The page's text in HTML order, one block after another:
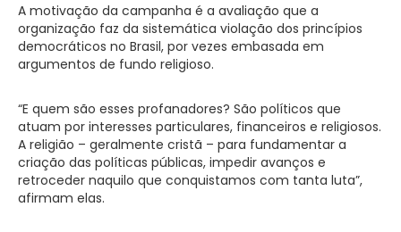
A motivação da campanha é a avaliação que a
organização faz da sistemática violação dos princípios
democráticos no Brasil, por vezes embasada em
argumentos de fundo religioso.
“E quem são esses profanadores? São políticos que
atuam por interesses particulares, financeiros e religiosos.
A religião – geralmente cristã – para fundamentar a
criação das políticas públicas, impedir avanços e
retroceder naquilo que conquistamos com tanta luta”,
afirmam elas.